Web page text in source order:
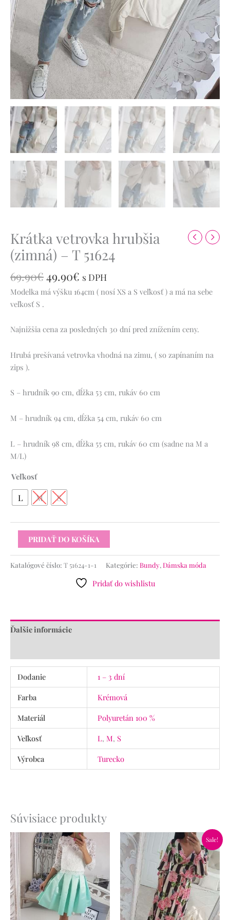
Krátka vetrovka hrubšia
(zimná) – T 51624
69.90€ 49.90€ s DPH
Modelka má výšku 164cm ( nosí XS a S veľkosť ) a má na sebe
veľkosť S .
Najnižšia cena za posledných 30 dní pred znížením ceny.
Hrubá prešívaná vetrovka vhodná na zimu, ( so zapínaním na
zips ).
S – hrudník 90 cm, dĺžka 53 cm, rukáv 60 cm
M – hrudník 94 cm, dĺžka 54 cm, rukáv 60 cm
L – hrudník 98 cm, dĺžka 55 cm, rukáv 60 cm (sadne na M a
M/L)
Veľkosť
L M S
PRIDAŤ DO KOŠÍKA
Katalógové číslo: T 51624-1-1 Kategórie: Bundy,Dámska móda
Pridať do wishlistu
Ďalšie informácie
Dodanie
1 – 3 dní
Farba
Krémová
Materiál
Polyuretán 100 %
Veľkosť
L, M, S
Výrobca
Turecko
Súvisiace produkty
Sale!
Pôvodná
bola:
59.90€.
Aktuálna
cena
je:
34.90€.